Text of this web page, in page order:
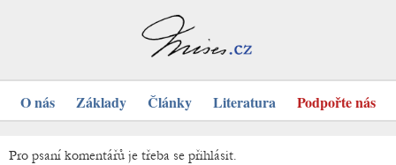
O nás Základy Články Literatura Podpořte nás
Pro psaní komentářů je třeba se přihlásit.